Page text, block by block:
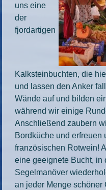
uns eine
der
fjordartigen
Kalksteinbuchten, die
und lassen den Anker
Wände auf und bilden
während wir einige
Anschließend zaubern
Bordküche und erfreuen
französischen Rotwein!
eine geeignete Bucht, in
Segelmanöver
an jeder Menge schöner